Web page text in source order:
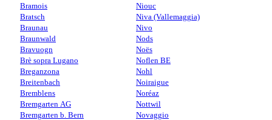
Bramois
Bratsch
Braunau
Braunwald
Bravuogn
Brè sopra Lugano
Breganzona
Breitenbach
Bremblens
Bremgarten AG
Bremgarten b. Bern
Niouc
Niva (Vallemaggia)
Nivo
Nods
Noës
Noflen BE
Nohl
Noiraigue
Noréaz
Nottwil
Novaggio